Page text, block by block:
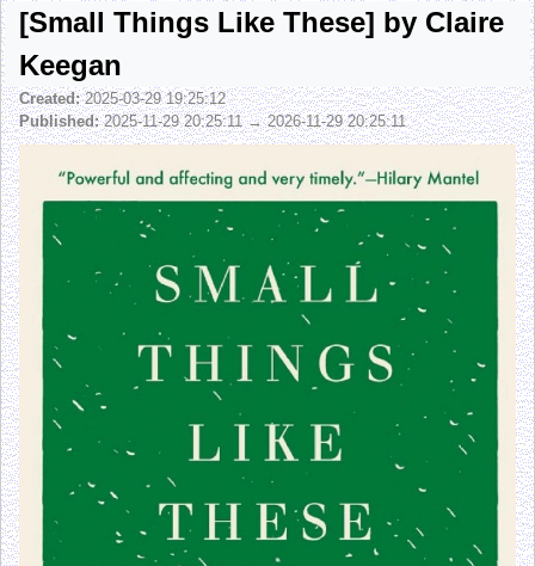
[Small Things Like These] by Claire
Keegan
Created:2025-03-29 19:25:12
Published:2025-11-29 20:25:11 → 2026-11-29 20:25:11